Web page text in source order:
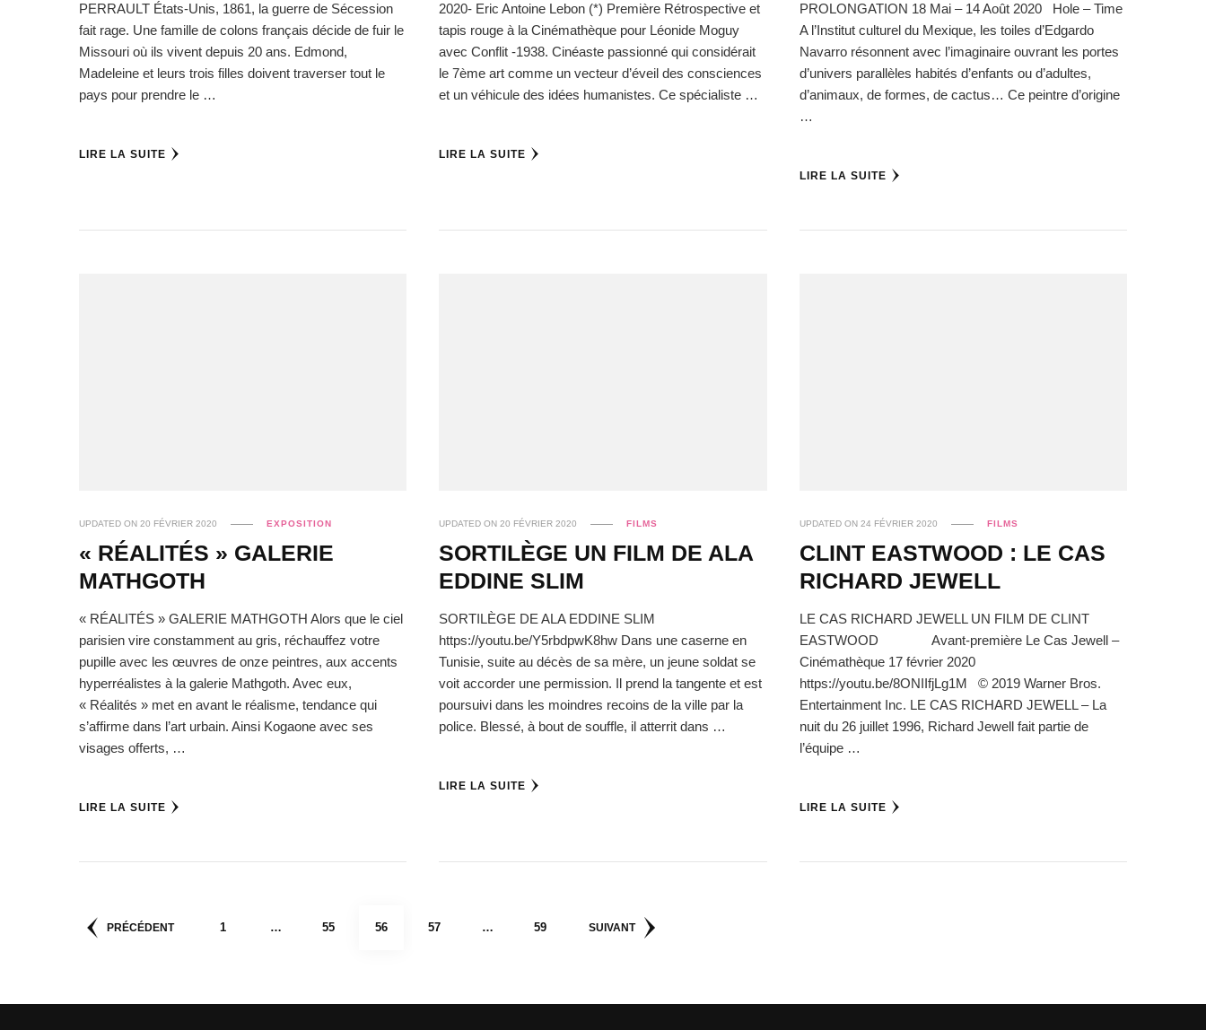
PERRAULT États-Unis, 1861, la guerre de Sécession
fait rage. Une famille de colons français décide de fuir le
Missouri où ils vivent depuis 20 ans. Edmond,
Madeleine et leurs trois filles doivent traverser tout le
pays pour prendre le …
LIRE LA SUITE
2020- Eric Antoine Lebon (*) Première Rétrospective et
tapis rouge à la Cinémathèque pour Léonide Moguy
avec Conflit -1938. Cinéaste passionné qui considérait
le 7ème art comme un vecteur d’éveil des consciences
et un véhicule des idées humanistes. Ce spécialiste …
LIRE LA SUITE
PROLONGATION 18 Mai – 14 Août 2020 Hole – Time
A l’Institut culturel du Mexique, les toiles d’Edgardo
Navarro résonnent avec l’imaginaire ouvrant les portes
d’univers parallèles habités d’enfants ou d’adultes,
d’animaux, de formes, de cactus… Ce peintre d’origine
…
LIRE LA SUITE
UPDATED ON 20 FÉVRIER 2020 EXPOSITION
« RÉALITÉS » GALERIE
MATHGOTH
« RÉALITÉS » GALERIE MATHGOTH Alors que le ciel
parisien vire constamment au gris, réchauffez votre
pupille avec les œuvres de onze peintres, aux accents
hyperréalistes à la galerie Mathgoth. Avec eux,
« Réalités » met en avant le réalisme, tendance qui
s’affirme dans l’art urbain. Ainsi Kogaone avec ses
visages offerts, …
LIRE LA SUITE
UPDATED ON20 FÉVRIER 2020 FILMS
SORTILÈGE UN FILM DE ALA
EDDINE SLIM
SORTILÈGE DE ALA EDDINE SLIM
https://youtu.be/Y5rbdpwK8hw Dans une caserne en
Tunisie, suite au décès de sa mère, un jeune soldat se
voit accorder une permission. Il prend la tangente et est
poursuivi dans les moindres recoins de la ville par la
police. Blessé, à bout de souffle, il atterrit dans …
LIRE LA SUITE
UPDATED ON 24 FÉVRIER 2020 FILMS
CLINT EASTWOOD : LE CAS
RICHARD JEWELL
LE CAS RICHARD JEWELL UN FILM DE CLINT
EASTWOOD Avant-première Le Cas Jewell –
Cinémathèque 17 février 2020
https://youtu.be/8ONIIfjLg1M © 2019 Warner Bros.
Entertainment Inc. LE CAS RICHARD JEWELL – La
nuit du 26 juillet 1996, Richard Jewell fait partie de
l’équipe …
LIRE LA SUITE
Pagination
publications
PRÉCÉDENT PAGE
1 … PAGE
55 PAGE
56 PAGE
57 … PAGE
59 SUIVANT